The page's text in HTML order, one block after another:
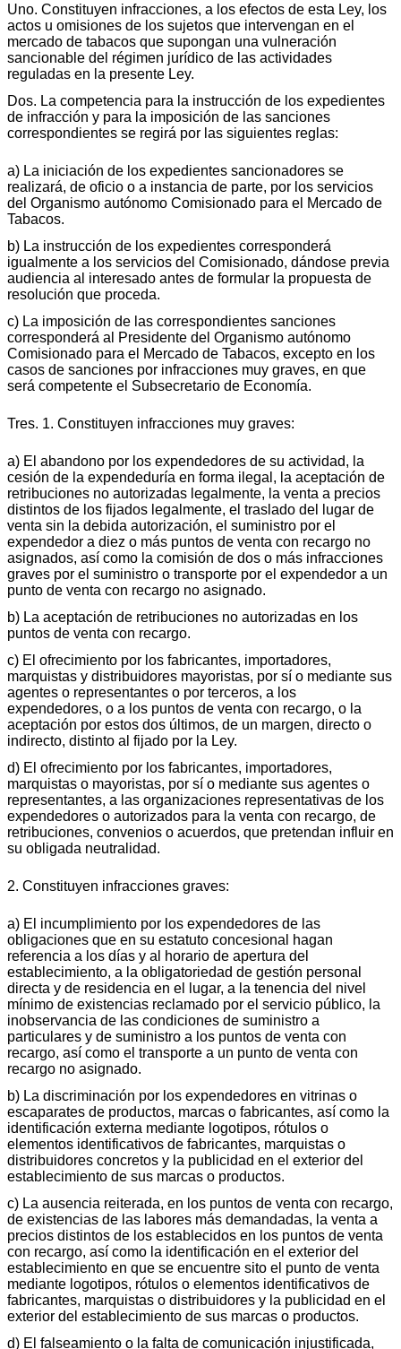
Uno. Constituyen infracciones, a los efectos de esta Ley, los
actos u omisiones de los sujetos que intervengan en el
mercado de tabacos que supongan una vulneración
sancionable del régimen jurídico de las actividades
reguladas en la presente Ley.
Dos. La competencia para la instrucción de los expedientes
de infracción y para la imposición de las sanciones
correspondientes se regirá por las siguientes reglas:
a) La iniciación de los expedientes sancionadores se
realizará, de oficio o a instancia de parte, por los servicios
del Organismo autónomo Comisionado para el Mercado de
Tabacos.
b) La instrucción de los expedientes corresponderá
igualmente a los servicios del Comisionado, dándose previa
audiencia al interesado antes de formular la propuesta de
resolución que proceda.
c) La imposición de las correspondientes sanciones
corresponderá al Presidente del Organismo autónomo
Comisionado para el Mercado de Tabacos, excepto en los
casos de sanciones por infracciones muy graves, en que
será competente el Subsecretario de Economía.
Tres. 1. Constituyen infracciones muy graves:
a) El abandono por los expendedores de su actividad, la
cesión de la expendeduría en forma ilegal, la aceptación de
retribuciones no autorizadas legalmente, la venta a precios
distintos de los fijados legalmente, el traslado del lugar de
venta sin la debida autorización, el suministro por el
expendedor a diez o más puntos de venta con recargo no
asignados, así como la comisión de dos o más infracciones
graves por el suministro o transporte por el expendedor a un
punto de venta con recargo no asignado.
b) La aceptación de retribuciones no autorizadas en los
puntos de venta con recargo.
c) El ofrecimiento por los fabricantes, importadores,
marquistas y distribuidores mayoristas, por sí o mediante sus
agentes o representantes o por terceros, a los
expendedores, o a los puntos de venta con recargo, o la
aceptación por estos dos últimos, de un margen, directo o
indirecto, distinto al fijado por la Ley.
d) El ofrecimiento por los fabricantes, importadores,
marquistas o mayoristas, por sí o mediante sus agentes o
representantes, a las organizaciones representativas de los
expendedores o autorizados para la venta con recargo, de
retribuciones, convenios o acuerdos, que pretendan influir en
su obligada neutralidad.
2. Constituyen infracciones graves:
a) El incumplimiento por los expendedores de las
obligaciones que en su estatuto concesional hagan
referencia a los días y al horario de apertura del
establecimiento, a la obligatoriedad de gestión personal
directa y de residencia en el lugar, a la tenencia del nivel
mínimo de existencias reclamado por el servicio público, la
inobservancia de las condiciones de suministro a
particulares y de suministro a los puntos de venta con
recargo, así como el transporte a un punto de venta con
recargo no asignado.
b) La discriminación por los expendedores en vitrinas o
escaparates de productos, marcas o fabricantes, así como la
identificación externa mediante logotipos, rótulos o
elementos identificativos de fabricantes, marquistas o
distribuidores concretos y la publicidad en el exterior del
establecimiento de sus marcas o productos.
c) La ausencia reiterada, en los puntos de venta con recargo,
de existencias de las labores más demandadas, la venta a
precios distintos de los establecidos en los puntos de venta
con recargo, así como la identificación en el exterior del
establecimiento en que se encuentre sito el punto de venta
mediante logotipos, rótulos o elementos identificativos de
fabricantes, marquistas o distribuidores y la publicidad en el
exterior del establecimiento de sus marcas o productos.
d) El falseamiento o la falta de comunicación injustificada,